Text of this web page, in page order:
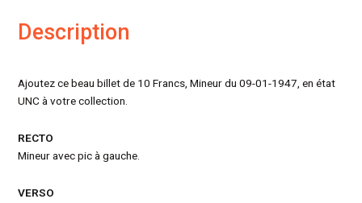
Description
Ajoutez ce beau billet de 10 Francs, Mineur du 09-01-1947, en état
UNC à votre collection.
RECTO
Mineur avec pic à gauche.
VERSO